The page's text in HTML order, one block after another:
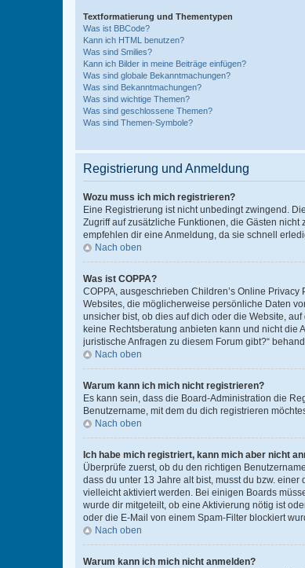
Textformatierung und Thementypen
Was ist BBCode?
Kann ich HTML benutzen?
Was sind Smilies?
Kann ich Bilder in meine Beiträge einfügen?
Was sind globale Bekanntmachungen?
Was sind Bekanntmachungen?
Was sind wichtige Themen?
Was sind geschlossene Themen?
Was sind Themen-Symbole?
Registrierung und Anmeldung
Wozu muss ich mich registrieren?
Eine Registrierung ist nicht unbedingt zwingend.
Zugriff auf zusätzliche Funktionen, die Gästen
empfehlen dir eine Anmeldung, da sie schnell
Nach oben
Was ist COPPA?
COPPA, ausgeschrieben Children’s Online
Websites, die möglicherweise persönliche Daten
unsicher bist, ob dies auf dich oder die Website,
keine Rechtsberatung anbieten kann und nicht die
juristische Anfragen zu diesem Forum gibt?“
Nach oben
Warum kann ich mich nicht registrieren?
Es kann sein, dass die Board-Administration die
Benutzername, mit dem du dich registrieren
Nach oben
Ich habe mich registriert, kann mich aber nicht
Überprüfe zuerst, ob du den richtigen
dass du unter 13 Jahre alt bist, musst du bzw.
vielleicht aktiviert werden. Bei einigen Boards
wurde dir mitgeteilt, ob eine Aktivierung nötig ist
oder die E-Mail von einem Spam-Filter blockiert
Nach oben
Warum kann ich mich nicht anmelden?